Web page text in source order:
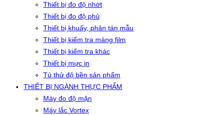
Thiết bị đo độ nhớt
Thiết bị đo độ phủ
Thiết bị khuấy, phân tán mẫu
Thiết bị kiểm tra màng film
Thiết bị kiểm tra khác
Thiết bị mực in
Tủ thử độ bền sản phẩm
THIẾT BỊ NGÀNH THỰC PHẨM
Máy đo độ mặn
Máy lắc Vortex